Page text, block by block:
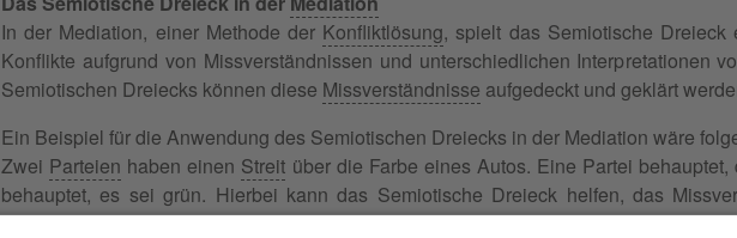
In der Mediation, einer Methode der Konfliktlösung, spielt das Semiotische
Konflikte aufgrund von Missverständnissen und unterschiedlichen Interpretationen
Semiotischen Dreiecks können diese Missverständnisse aufgedeckt und geklärt
Ein Beispiel für die Anwendung des Semiotischen Dreiecks in der Mediation wäre
Zwei Parteien haben einen Streit über die Farbe eines Autos. Eine Partei
behauptet, es sei grün. Hierbei kann das Semiotische Dreieck helfen, das
diesem Fall wäre die Farbe des Autos, das Objekt wäre das tatsächliche Auto und